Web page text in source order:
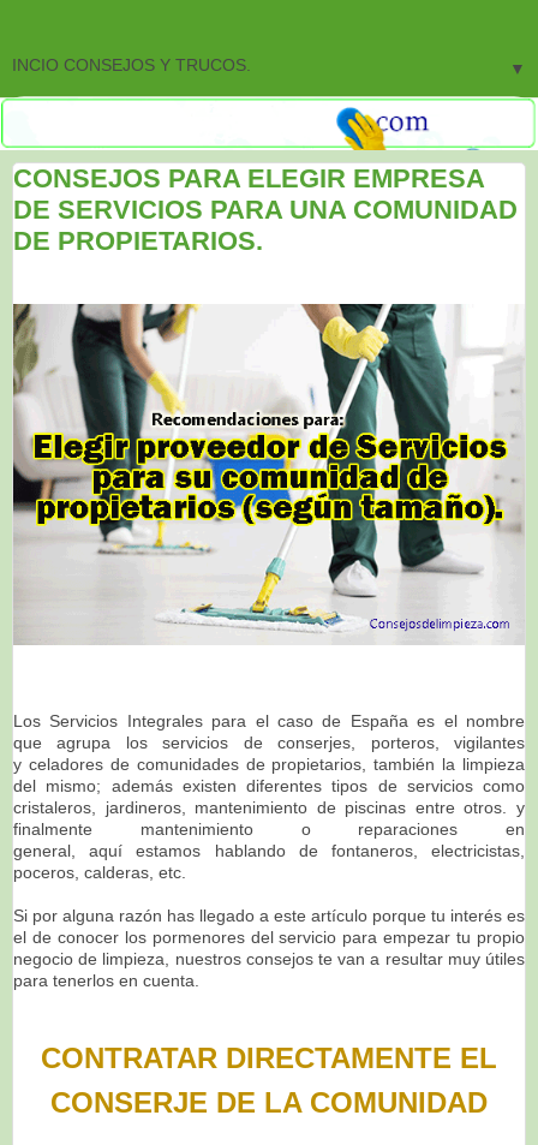
▼
CONSEJOS PARA ELEGIR EMPRESA
DE SERVICIOS PARA UNA COMUNIDAD
DE PROPIETARIOS.
Los Servicios Integrales para el caso de España es el nombre
que agrupa los servicios de conserjes, porteros, vigilantes
y celadores de comunidades de propietarios, también la limpieza
del mismo; además existen diferentes tipos de servicios como
cristaleros, jardineros, mantenimiento de piscinas entre otros. y
finalmente mantenimiento o reparaciones en
general, aquí estamos hablando de fontaneros, electricistas,
poceros, calderas, etc.
Si por alguna razón has llegado a este artículo porque tu interés es
el de conocer los pormenores del servicio para empezar tu propio
negocio de limpieza, nuestros consejos te van a resultar muy útiles
para tenerlos en cuenta.
CONTRATAR DIRECTAMENTE EL
CONSERJE DE LA COMUNIDAD